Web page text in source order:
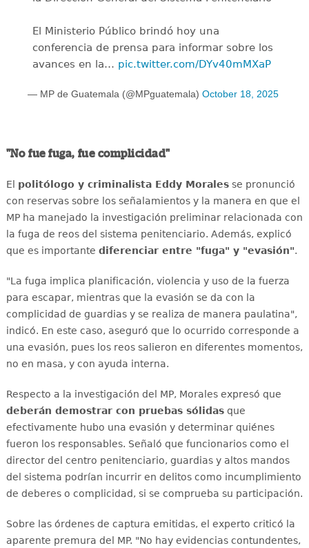
El Ministerio Público brindó hoy una
conferencia de prensa para informar sobre los
avances en la… pic.twitter.com/DYv40mMXaP
— MP de Guatemala (@MPguatemala) October 18, 2025
"No fue fuga, fue complicidad"
El politólogo y criminalista Eddy Moralesse pronunció
con reservas sobre los señalamientos y la manera en que el
MP ha manejado la investigación preliminar relacionada con
la fuga de reos del sistema penitenciario. Además, explicó
que es importante diferenciar entre "fuga" y "evasión".
"La fuga implica planificación, violencia y uso de la fuerza
para escapar, mientras que la evasión se da con la
complicidad de guardias y se realiza de manera paulatina",
indicó. En este caso, aseguró que lo ocurrido corresponde a
una evasión, pues los reos salieron en diferentes momentos,
no en masa, y con ayuda interna.
Respecto a la investigación del MP, Morales expresó que
deberán demostrar con pruebas sólidasque
efectivamente hubo una evasión y determinar quiénes
fueron los responsables. Señaló que funcionarios como el
director del centro penitenciario, guardias y altos mandos
del sistema podrían incurrir en delitos como incumplimiento
de deberes o complicidad, si se comprueba su participación.
Sobre las órdenes de captura emitidas, el experto criticó la
aparente premura del MP. "No hay evidencias contundentes,